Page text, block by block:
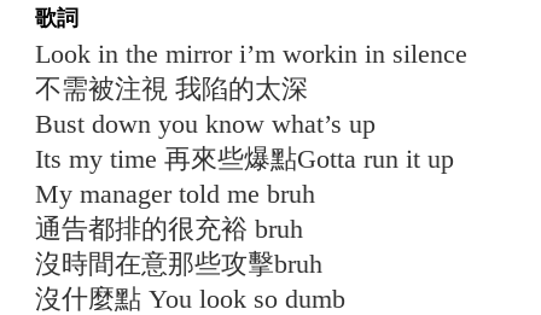
歌詞
Look in the mirror i’m workin in silence
不需被注視 我陷的太深
Bust down you know what’s up
Its my time 再來些爆點Gotta run it up
My manager told me bruh
通告都排的很充裕 bruh
沒時間在意那些攻擊bruh
沒什麼點 You look so dumb